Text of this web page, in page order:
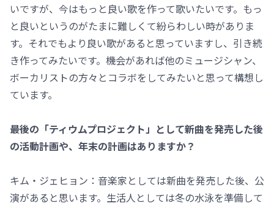
いですが、今はもっと良い歌を作って歌いたいです。もっ
と良いというのがたまに難しくて紛らわしい時がありま
す。それでもより良い歌があると思っていますし、引き続
き作ってみたいです。機会があれば他のミュージシャン、
ボーカリストの方々とコラボをしてみたいと思って構想し
ています。
――最後の「ティウムプロジェクト」として新曲を発売した後
の活動計画や、年末の計画はありますか？
キム・ジェヒョン：音楽家としては新曲を発売した後、公
演があると思います。生活人としては冬の水泳を準備して